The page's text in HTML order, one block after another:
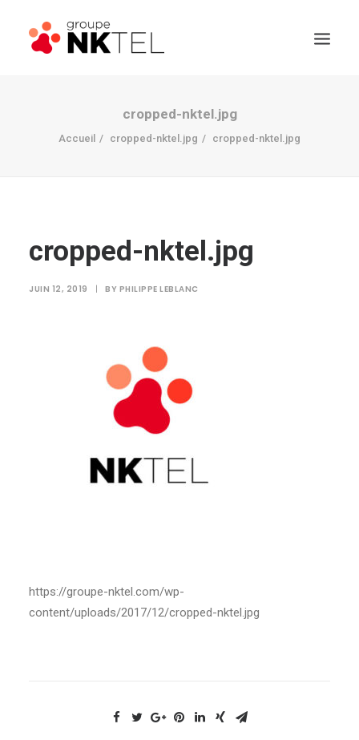
NOUS CONTACTER
cropped-nktel.jpg
Accueil cropped-nktel.jpg cropped-nktel.jpg
cropped-nktel.jpg
JUIN 12, 2019 | BY PHILIPPE LEBLANC
https://groupe-nktel.com/wp-
content/uploads/2017/12/cropped-nktel.jpg